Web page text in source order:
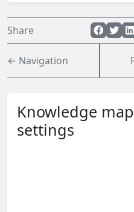
Share
← Navigation
Knowledge
settings